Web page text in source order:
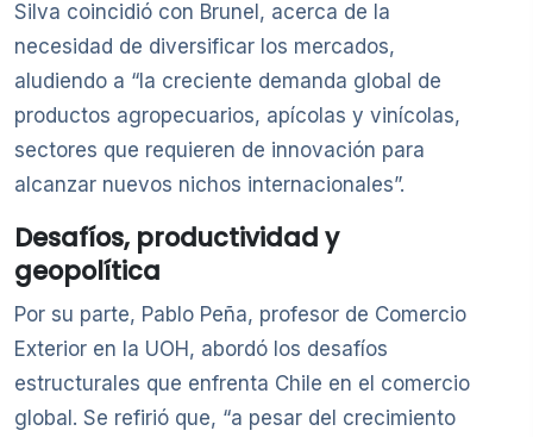
Silva coincidió con Brunel, acerca de la
necesidad de diversificar los mercados,
aludiendo a “la creciente demanda global de
productos agropecuarios, apícolas y vinícolas,
sectores que requieren de innovación para
alcanzar nuevos nichos internacionales”.
Desafíos, productividad y
geopolítica
Por su parte, Pablo Peña, profesor de Comercio
Exterior en la UOH, abordó los desafíos
estructurales que enfrenta Chile en el comercio
global. Se refirió que, “a pesar del crecimiento